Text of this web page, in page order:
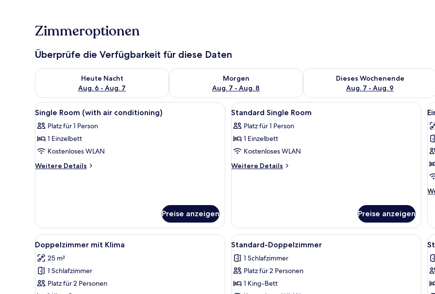
Zimmeroptionen
Überprüfe die Verfügbarkeit für diese Daten
Heute Nacht
Aug. 6 - Aug. 7
Überprüfe die Verfügbarkeit für heute Nacht, Aug. 6 - Aug. 7.
Morgen
Aug. 7 - Aug. 8
Überprüfe die Verfügbarkeit für morgen, Aug. 7 - Aug. 8.
Dieses Wochenende
Aug. 7 - Aug. 9
Überprüfe die Verfügbarkeit für
Alle
Fotos
für
Single
Room
(with
Ein Bett mit Kopfteil, ein Nachttisch und ein Fenster mit Vorhängen.
10
Single Room (with air conditioning)
Platz für 1 Person
1 Einzelbett
Kostenloses WLAN
Weitere Details
Weitere
conditioning)
Preise anzeigen
Alle
Fotos
für
Standard
Single
Room
Ein Hotelzimmer mit Bett, Sessel,
5
Standard Single Room
Platz für 1 Person
1 Einzelbett
Kostenloses WLAN
Weitere Details
Weitere
Preise anzeigen
mit
Alle
Fotos
für
Doppelzimmer
mit
Doppelzimmer mit Klima | Allergikerbettwaren, Schreibtisch, laptopgeeigneter Arbeitsplatz
9
Doppelzimmer mit Klima
25 m²
1 Schlafzimmer
Platz für 2 Personen
Alle
Fotos
für
Standard-
Doppelzimmer
Ein modernes Schlafzimmer mit
6
Standard-Doppelzimmer
1 Schlafzimmer
Platz für 2 Personen
1 King-Bett